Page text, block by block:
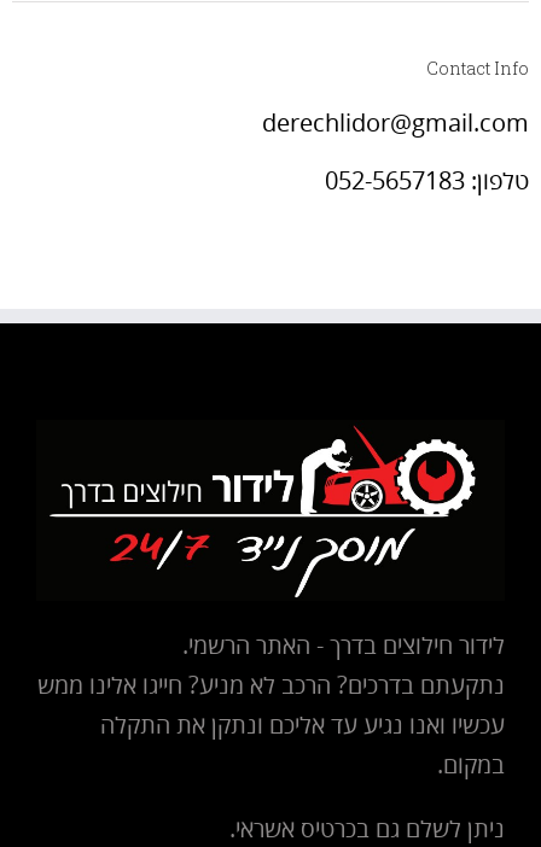
Contact Info
derechlidor@gmail.com
טלפון: 052-5657183
לידור חילוצים בדרך - האתר הרשמי.
נתקעתם בדרכים? הרכב לא מניע? חייגו אלינו ממש
עכשיו ואנו נגיע עד אליכם ונתקן את התקלה
במקום.
ניתן לשלם גם בכרטיס אשראי.